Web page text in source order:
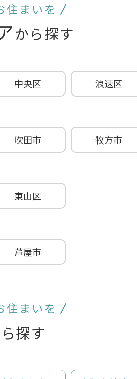
住まいを
から探す
中央区 浪速区
吹田市 牧方市
東山区
芦屋市
住まいを
探す